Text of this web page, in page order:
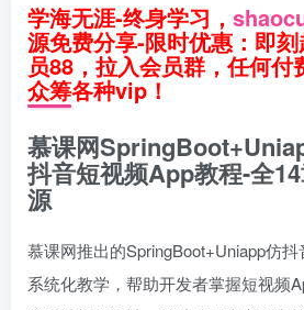
学海无涯-终身学习，
源免费分享-限时优惠：即
员88，拉入会员群，任何付
众筹各种vip！
慕课网
抖音短视频App教程-全
源
慕课网推出的SpringBoot+Uniapp仿
系统化教学，帮助开发者掌握短视频